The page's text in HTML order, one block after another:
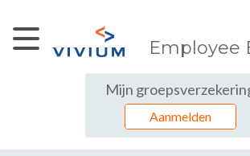
Employee
Mijn
Aanmelden